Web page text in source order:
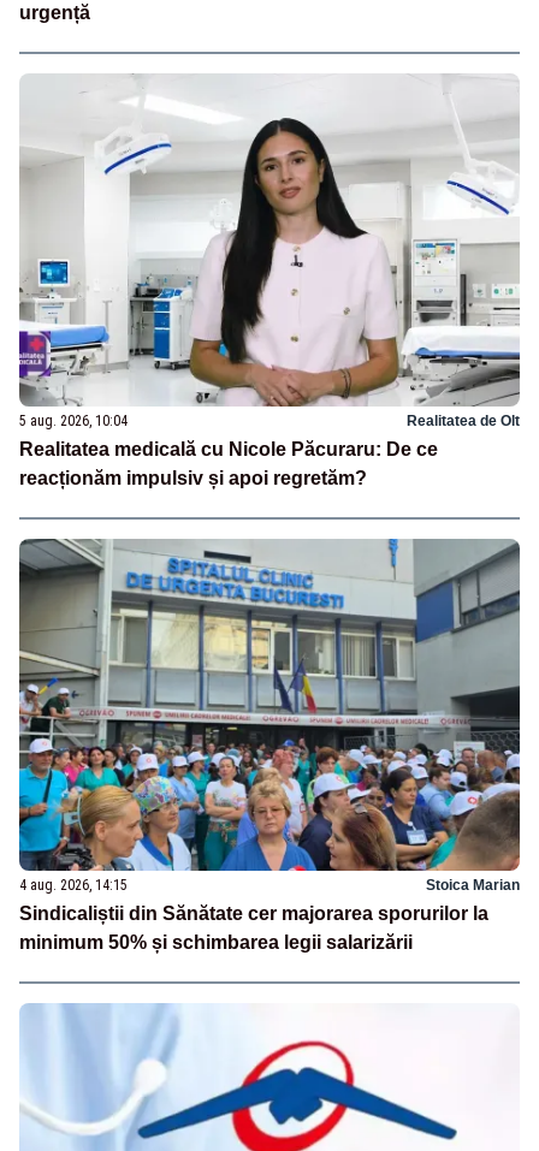
urgență
5 aug. 2026, 10:04 Realitatea de Olt
Realitatea medicală cu Nicole Păcuraru: De ce
reacționăm impulsiv și apoi regretăm?
4 aug. 2026, 14:15 Stoica Marian
Sindicaliștii din Sănătate cer majorarea sporurilor la
minimum 50% și schimbarea legii salarizării